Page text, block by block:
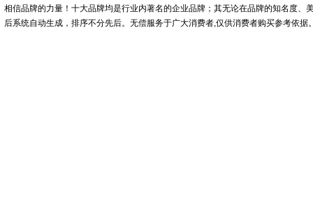
相信品牌的力量！十大品牌均是行业内著名的企业品牌；其无论在品牌的知名度
后系统自动生成，排序不分先后。无偿服务于广大消费者,仅供消费者购买参考依